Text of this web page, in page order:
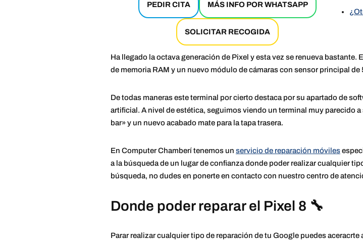
PEDIR CITA MÁS INFO POR WHATSAPP
SOLICITAR RECOGIDA
Ha llegado la octava generación de Pixel y esta vez se renueva bastante.
de memoria RAM y un nuevo módulo de cámaras con sensor principal de
De todas maneras este terminal por cierto destaca por su apartado de
artificial. A nivel de estética, seguimos viendo un terminal muy parecido a
bar» y un nuevo acabado mate para la tapa trasera.
En Computer Chamberí tenemos un servicio de reparación móviles
a la búsqueda de un lugar de confianza donde poder realizar cualquier
búsqueda, no dudes en ponerte en contacto con nuestro centro de
Donde poder reparar el Pixel 8 🔧
Parar realizar cualquier tipo de reparación de tu Google puedes